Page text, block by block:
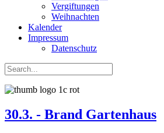
Vergiftungen
Weihnachten
Kalender
Impressum
Datenschutz
30.3. - Brand Gartenhaus